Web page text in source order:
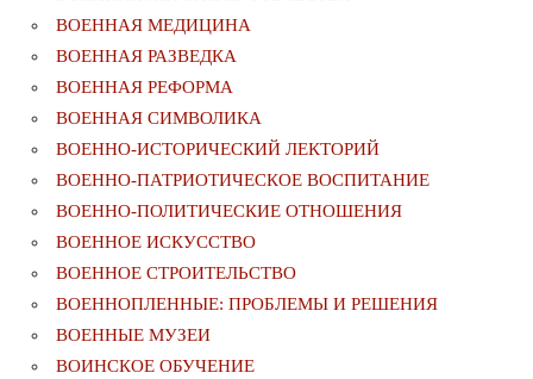
ВОЕННАЯ МЕДИЦИНА
ВОЕННАЯ РАЗВЕДКА
ВОЕННАЯ РЕФОРМА
ВОЕННАЯ СИМВОЛИКА
ВОЕННО-ИСТОРИЧЕСКИЙ ЛЕКТОРИЙ
ВОЕННО-ПАТРИОТИЧЕСКОЕ ВОСПИТАНИЕ
ВОЕННО-ПОЛИТИЧЕСКИE ОТНОШЕНИЯ
ВОЕННОЕ ИСКУССТВО
ВОЕННОЕ СТРОИТЕЛЬСТВО
ВОЕННОПЛЕННЫЕ: ПРОБЛЕМЫ И РЕШЕНИЯ
ВОЕННЫЕ МУЗЕИ
ВОИНСКОЕ ОБУЧЕНИЕ